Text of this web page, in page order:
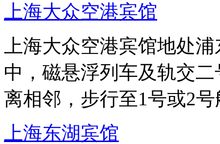
上海大众空港宾馆
上海大众空港宾馆地处
中，磁悬浮列车及轨交
离相邻，步行至1号或2
上海东湖宾馆